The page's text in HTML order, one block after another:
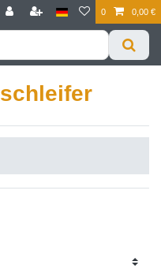
0 0,00 €
registrieren!